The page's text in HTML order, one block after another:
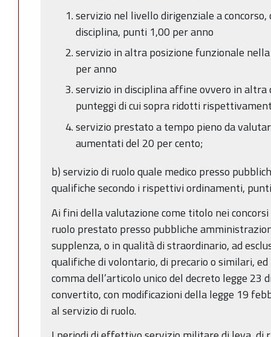
servizio nel livello dirigenziale a
disciplina, punti 1,00 per anno
servizio in altra posizione funzionale
per anno
servizio in disciplina affine ovvero in altra
punteggi di cui sopra ridotti
servizio prestato a tempo pieno da
aumentati del 20 per cento;
b) servizio di ruolo quale medico presso
qualifiche secondo i rispettivi ordinamenti,
Ai fini della valutazione come titolo nei
ruolo prestato presso pubbliche
supplenza, o in qualità di straordinario, ad
qualifiche di volontario, di precario o similari,
comma dell’articolo unico del decreto legge 23
convertito, con modificazioni della legge 19
al servizio di ruolo.